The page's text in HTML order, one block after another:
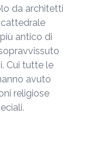
da architetti
antico di
Cui tutte le
avuto
religiose